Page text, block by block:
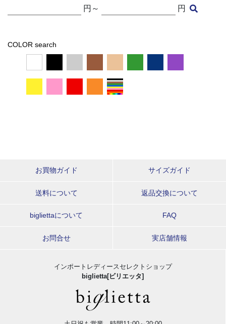
円～ 円
COLOR search
お買物ガイド サイズガイド
送料について 返品交換について
bigliettaについて FAQ
お問合せ 実店舗情報
インポートレディースセレクトショップ
biglietta[ビリエッタ]